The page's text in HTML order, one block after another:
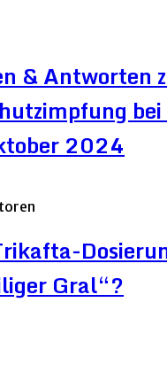
& Antworten
bei
2024
Gral“?